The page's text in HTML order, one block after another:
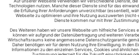
Ihren RSS-Feed veröffentlichen
RSS-Verzeichnis.de © 2003-2026
Impressum